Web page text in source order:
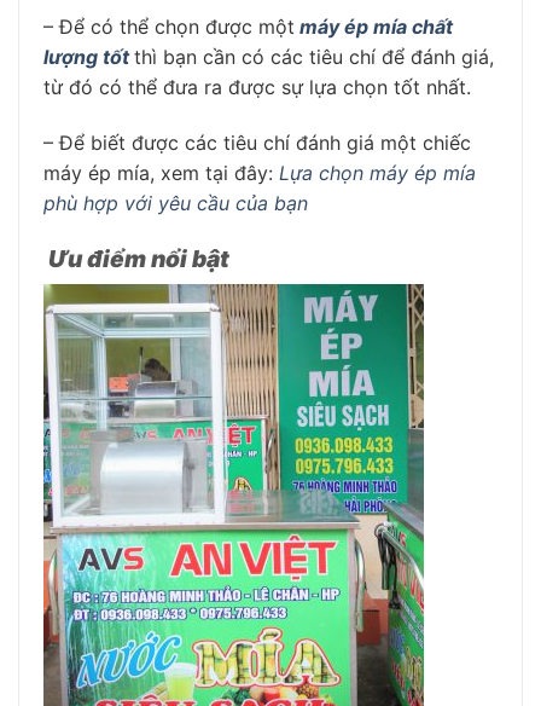
– Để có thể chọn được một máy ép mía chất
lượng tốt thì bạn cần có các tiêu chí để đánh giá,
từ đó có thể đưa ra được sự lựa chọn tốt nhất.
– Để biết được các tiêu chí đánh giá một chiếc
máy ép mía, xem tại đây: Lựa chọn máy ép mía
phù hợp với yêu cầu của bạn
Ưu điểm nổi bật